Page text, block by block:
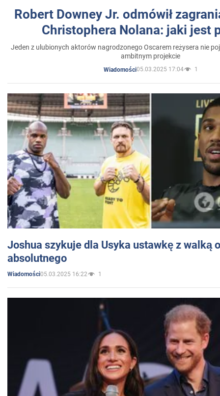
Robert Downey Jr. odmówił
Christophera Nolana: jaki jest
Jeden z ulubionych aktorów nagrodzonego Oscarem reżysera nie
ambitnym projekcie
Wiadomości05.03.2025 17:04 1
Joshua szykuje dla Usyka ustawkę z walką
absolutnego
Wiadomości05.03.2025 16:22 1